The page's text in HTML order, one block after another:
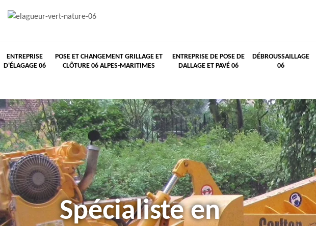
ENTREPRISE
D'ÉLAGAGE 06
POSE ET CHANGEMENT GRILLAGE ET
CLÔTURE 06 ALPES-MARITIMES
ENTREPRISE DE POSE DE
DALLAGE ET PAVÉ 06
DÉBROUSSAILLAGE
06
Spécialiste en